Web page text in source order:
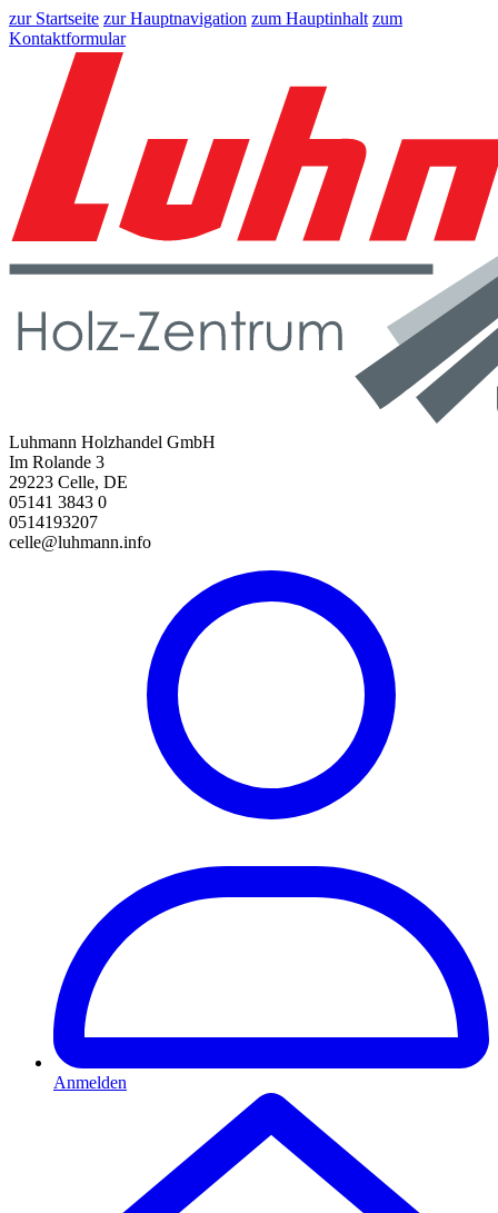
zur Startseite zur Hauptnavigation zum Hauptinhalt zum
Kontaktformular
Luhmann Holzhandel GmbH
Im Rolande 3
29223 Celle, DE
05141 3843 0
0514193207
celle@luhmann.info
Anmelden